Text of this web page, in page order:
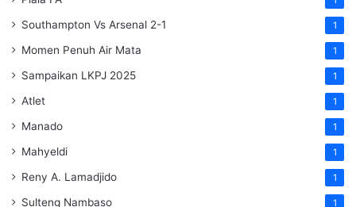
Southampton Vs Arsenal 2-1 1
Momen Penuh Air Mata 1
Sampaikan LKPJ 2025 1
Atlet 1
Manado 1
Mahyeldi 1
Reny A. Lamadjido 1
Sulteng Nambaso 1